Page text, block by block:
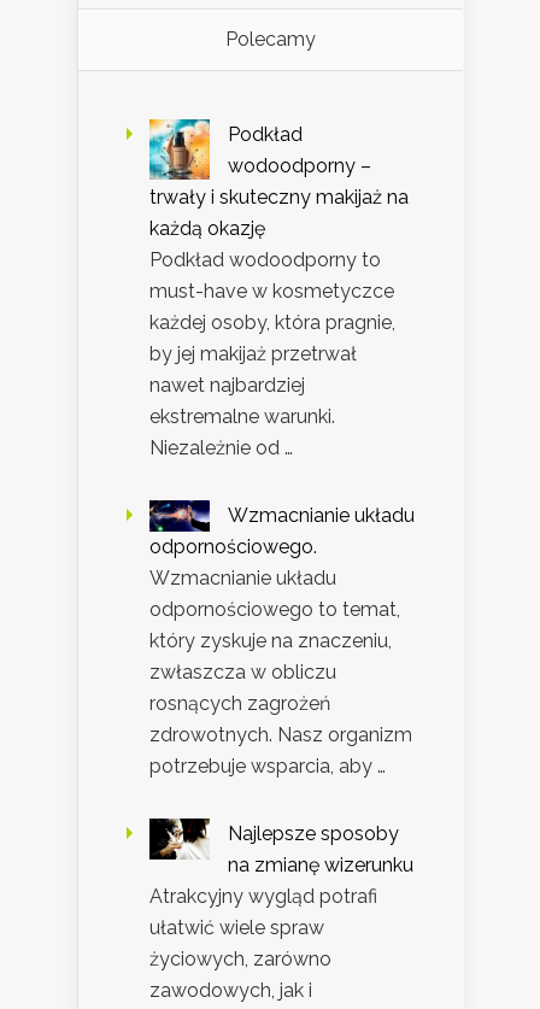
Polecamy
Podkład
wodoodporny –
trwały i skuteczny makijaż na
każdą okazję
Podkład wodoodporny to
must-have w kosmetyczce
każdej osoby, która pragnie,
by jej makijaż przetrwał
nawet najbardziej
ekstremalne warunki.
Niezależnie od …
Wzmacnianie układu
odpornościowego.
Wzmacnianie układu
odpornościowego to temat,
który zyskuje na znaczeniu,
zwłaszcza w obliczu
rosnących zagrożeń
zdrowotnych. Nasz organizm
potrzebuje wsparcia, aby …
Najlepsze sposoby
na zmianę wizerunku
Atrakcyjny wygląd potrafi
ułatwić wiele spraw
życiowych, zarówno
zawodowych, jak i